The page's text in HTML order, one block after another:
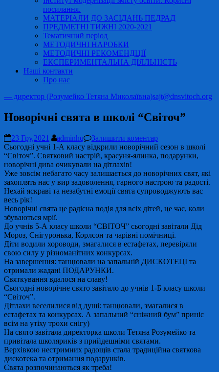
посилання.
МАТЕРІАЛИ ДО ЗАСІДАНЬ ПЕДРАД
ПРЕДМЕТНІ ТИЖНІ 2020-2021
Тематичний період
МЕТОДИЧНІ НАРОБКИ
МЕТОДИЧНІ РЕКОМЕНДЦІЇ
ЕКСПЕРИМЕНТАЛЬНА ДІЯЛЬНІСТЬ
Наші контакти
Про нас
— директор (Розумейко Тетяна Миколаївна)sajt@dnsvitoch.org
Новорічні свята в школі “Світоч”
23 Гру,2021 adminhq
Залишити коментар
Сьогодні учні 1-А класу відкрили новорічний сезон в школі
“Світоч”. Святковий настрій, красуня-ялинка, подарунки,
новорічні дива очикували на дітлахів!
Уже зовсім небагато часу залишається до новорічних свят, які
захоплять нас у вир задоволення, гарного настрою та радості.
Нехай яскраві та незабутні емоції свята супроводжують вас
весь рік!
Новорічні свята це радісна подія для всіх дітей, це час, коли
збуваються мрії.
До учнів 5-А класу школи “СВIТОЧ” сьогодні завітали Дід
Мороз, Снігуронька, Корлсон та чарівні помічниці.
Діти водили хороводи, змагалися в естафетах, перевіряли
свою силу у різноманітних конкурсах.
На завершення: танцювали на запальній ДИСКОТЕЦІ та
отримали жадані ПОДАРУНКИ.
Святкування вдалося на славу!
Сьогодні новорічне свято завітало до учнів 1-Б класу школи
“Світоч”.
Дітлахи веселилися від душі: танцювали, змагалися в
естафетах та конкурсах. А запальний “сніжний бум” приніс
всім на утіху трохи снігу)
На свято завітала директорка школи Тетяна Розумейко та
привітала школяриків з прийдешніми святами.
Верхівкою нестримних радощів стала традиційна святкова
дискотека та отримання подарунків.
Свята розпочинаються як треба!